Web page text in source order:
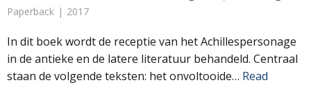
Paperback 2017
In dit boek wordt de receptie van het Achillespersonage
in de antieke en de latere literatuur behandeld. Centraal
staan de volgende teksten: het onvoltooide… Read